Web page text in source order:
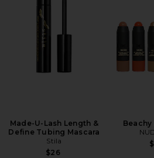
Made-U-Lash Length &
Define Tubing Mascara
Stila
$26